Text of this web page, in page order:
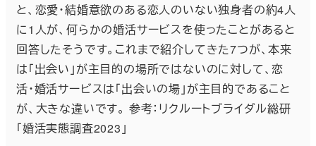
と、恋愛・結婚意欲のある恋人のいない独身者の約4人
に1人が、何らかの婚活サービスを使ったことがあると
回答したそうです。これまで紹介してきた7つが、本来
は「出会い」が主目的の場所ではないのに対して、恋
活・婚活サービスは「出会いの場」が主目的であること
が、大きな違いです。 参考：リクルートブライダル総研
「婚活実態調査2023」